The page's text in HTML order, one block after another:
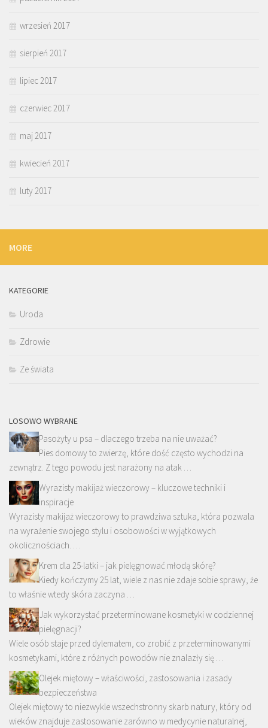
wrzesień 2017
sierpień 2017
lipiec 2017
czerwiec 2017
maj 2017
kwiecień 2017
luty 2017
MORE
KATEGORIE
Uroda
Zdrowie
Ze świata
LOSOWO WYBRANE
Pasożyty u psa – dlaczego trzeba na nie uważać?
Pies domowy to zwierzę, które dość często wychodzi na
zewnątrz. Z tego powodu jest narażony na atak …
Wyrazisty makijaż wieczorowy – kluczowe techniki i
inspiracje
Wyrazisty makijaż wieczorowy to prawdziwa sztuka, która pozwala
na wyrażenie swojego stylu i osobowości w wyjątkowych
okolicznościach. …
Krem dla 25-latki – jak pielęgnować młodą skórę?
Kiedy kończymy 25 lat, wiele z nas nie zdaje sobie sprawy, że
to właśnie wtedy skóra zaczyna …
Jak wykorzystać przeterminowane kosmetyki w codziennej
pielęgnacji?
Wiele osób staje przed dylematem, co zrobić z przeterminowanymi
kosmetykami, które z różnych powodów nie znalazły się …
Olejek miętowy – właściwości, zastosowania i zasady
bezpieczeństwa
Olejek miętowy to niezwykle wszechstronny skarb natury, który od
wieków znajduje zastosowanie zarówno w medycynie naturalnej,